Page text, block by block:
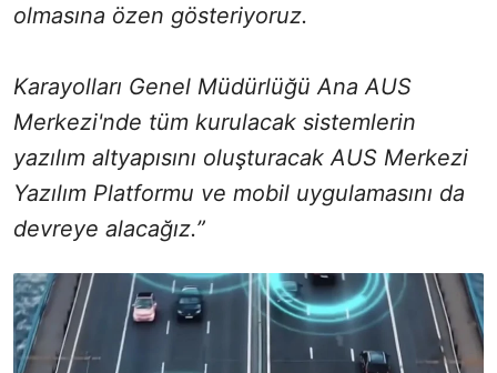
olmasına özen gösteriyoruz.
Karayolları Genel Müdürlüğü Ana AUS
Merkezi'nde tüm kurulacak sistemlerin
yazılım altyapısını oluşturacak AUS Merkezi
Yazılım Platformu ve mobil uygulamasını da
devreye alacağız.”